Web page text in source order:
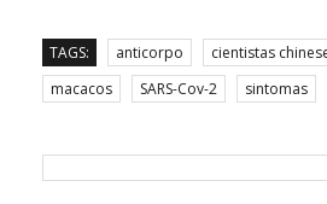
TAGS: anticorpo cientistas
macacos
SARS-Cov-2 sintomas